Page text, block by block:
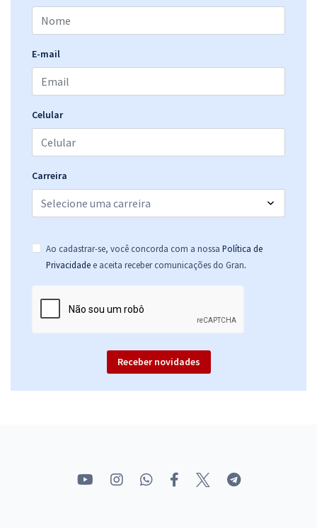
E-mail
Celular
Carreira
Ao cadastrar-se, você concorda com a nossa Política de
Privacidade e aceita receber comunicações do Gran.
Receber novidades